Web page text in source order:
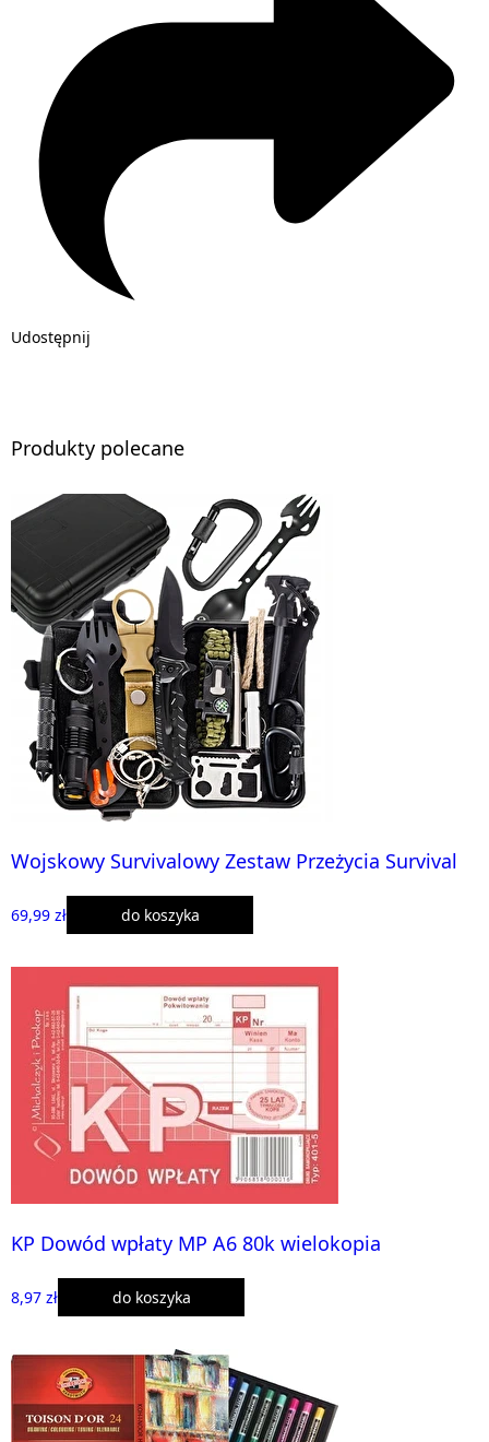
Udostępnij
Produkty polecane
Wojskowy Survivalowy Zestaw Przeżycia Survival
69,99 zł do koszyka
KP Dowód wpłaty MP A6 80k wielokopia
8,97 zł do koszyka